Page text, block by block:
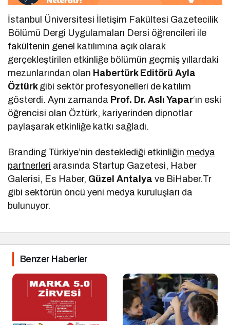
İstanbul Üniversitesi İletişim Fakültesi Gazetecilik
Bölümü Dergi Uygulamaları Dersi öğrencileri ile
fakültenin genel katılımına açık olarak
gerçekleştirilen etkinliğe bölümün geçmiş yıllardaki
mezunlarından olan Habertürk Editörü Ayla
Öztürk gibi sektör profesyonelleri de katılım
gösterdi. Aynı zamanda Prof. Dr. Aslı Yapar‘ın eski
öğrencisi olan Öztürk, kariyerinden dipnotlar
paylaşarak etkinliğe katkı sağladı.
Branding Türkiye’nin desteklediği etkinliğin medya
partnerleri arasında Startup Gazetesi, Haber
Galerisi, Es Haber, Güzel Antalya ve BiHaber.Tr
gibi sektörün öncü yeni medya kuruluşları da
bulunuyor.
Benzer Haberler